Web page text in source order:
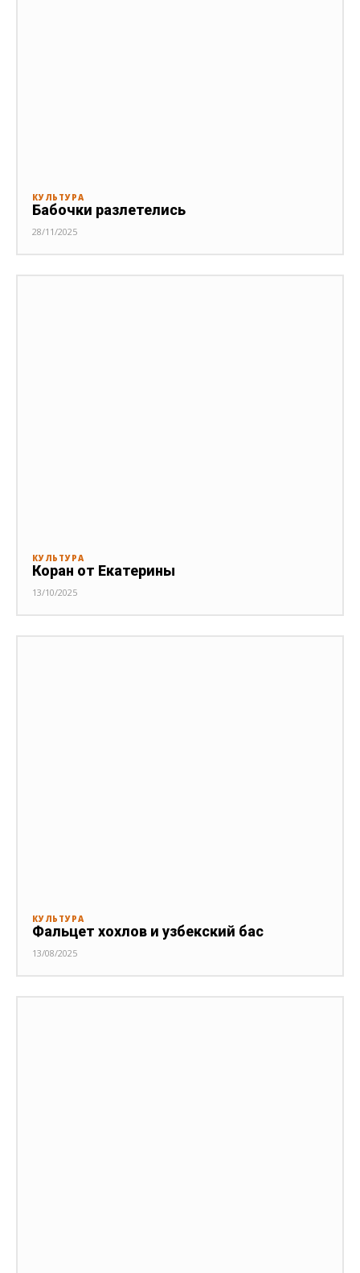
КУЛЬТУРА
Бабочки разлетелись
28/11/2025
КУЛЬТУРА
Коран от Екатерины
13/10/2025
КУЛЬТУРА
Фальцет хохлов и узбекский бас
13/08/2025